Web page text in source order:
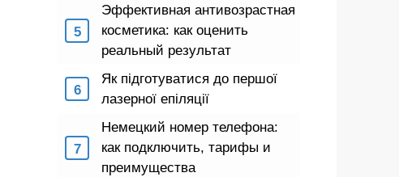
Эффективная антивозрастная
косметика: как оценить
реальный результат
Як підготуватися до першої
лазерної епіляції
Немецкий номер телефона:
как подключить, тарифы и
преимущества